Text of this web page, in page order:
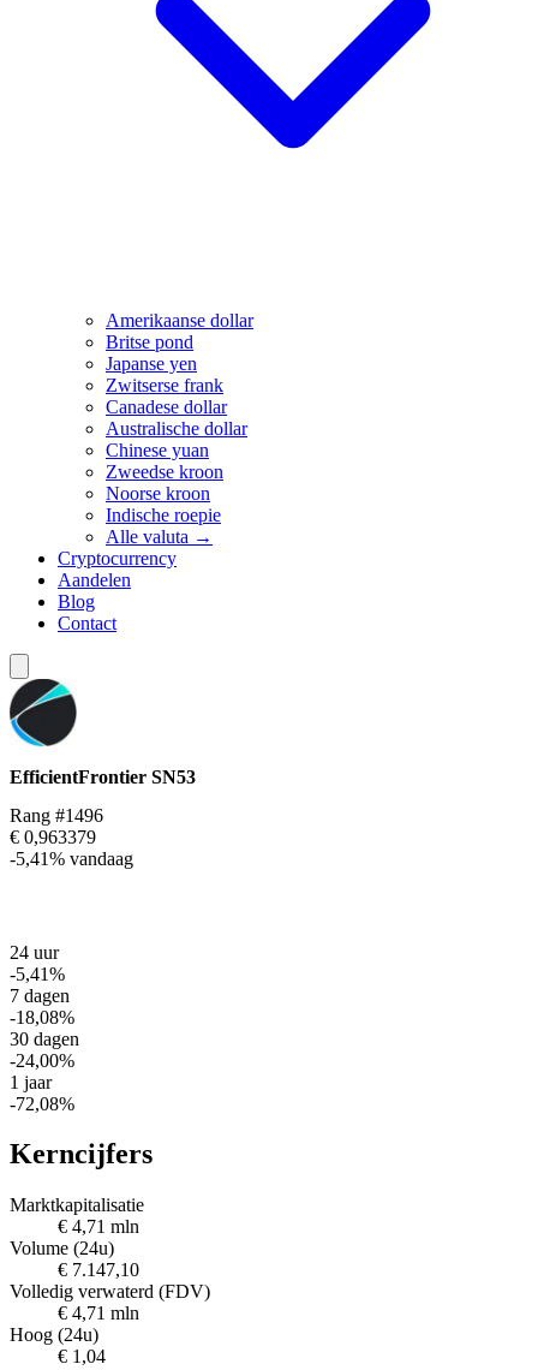
Amerikaanse dollar
Britse pond
Japanse yen
Zwitserse frank
Canadese dollar
Australische dollar
Chinese yuan
Zweedse kroon
Noorse kroon
Indische roepie
Alle valuta →
Cryptocurrency
Aandelen
Blog
Contact
EfficientFrontier SN53
Rang #1496
€ 0,963379
-5,41% vandaag
24 uur
-5,41%
7 dagen
-18,08%
30 dagen
-24,00%
1 jaar
-72,08%
Kerncijfers
Marktkapitalisatie
€ 4,71 mln
Volume (24u)
€ 7.147,10
Volledig verwaterd (FDV)
€ 4,71 mln
Hoog (24u)
€ 1,04